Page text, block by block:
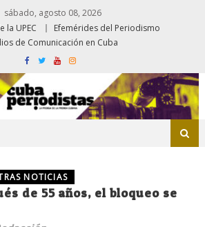
sábado, agosto 08, 2026
la UPEC
Efemérides del Periodismo
de Comunicación en Cuba
NOTICIAS
de 55 años, el bloqueo se